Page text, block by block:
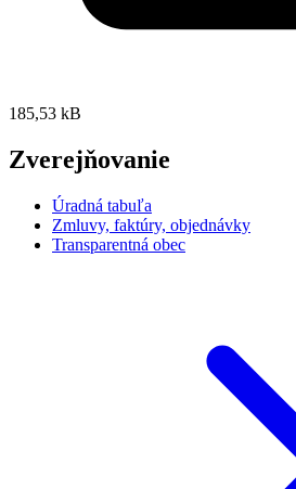
185,53 kB
Zverejňovanie
Úradná tabuľa
Zmluvy, faktúry, objednávky
Transparentná obec